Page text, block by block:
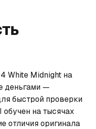
White Midnight на
деньгами —
быстрой проверки
на тысячах
отличия оригинала